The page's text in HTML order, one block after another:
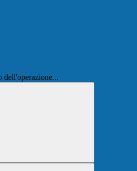
dell'operazione...